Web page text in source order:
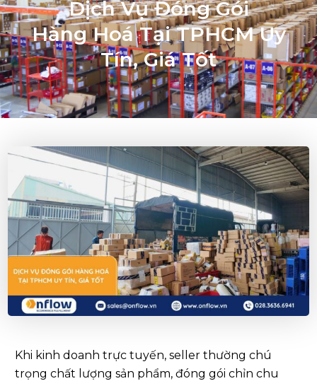
Dịch Vụ Đóng Gói
Hàng Hoá Tại TPHCM Uy
Tín, Giá Tốt
Khi kinh doanh trực tuyến, seller thường chú
trọng chất lượng sản phẩm, đóng gói chỉn chu